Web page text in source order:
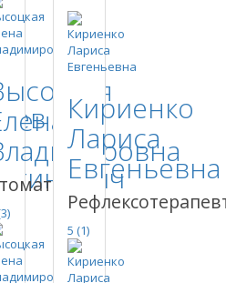
Кириенко
Лариса
Евгеньевна
5 (1)